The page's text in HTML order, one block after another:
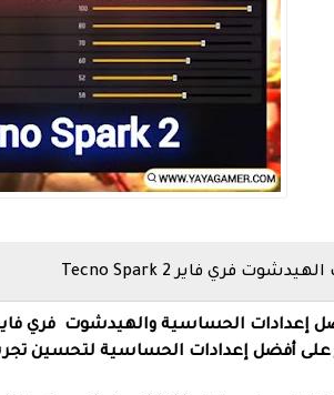
الهيدشوت فري فاير Tecno Spark 2
على أفضل إعدادات الحساسية لتحسين